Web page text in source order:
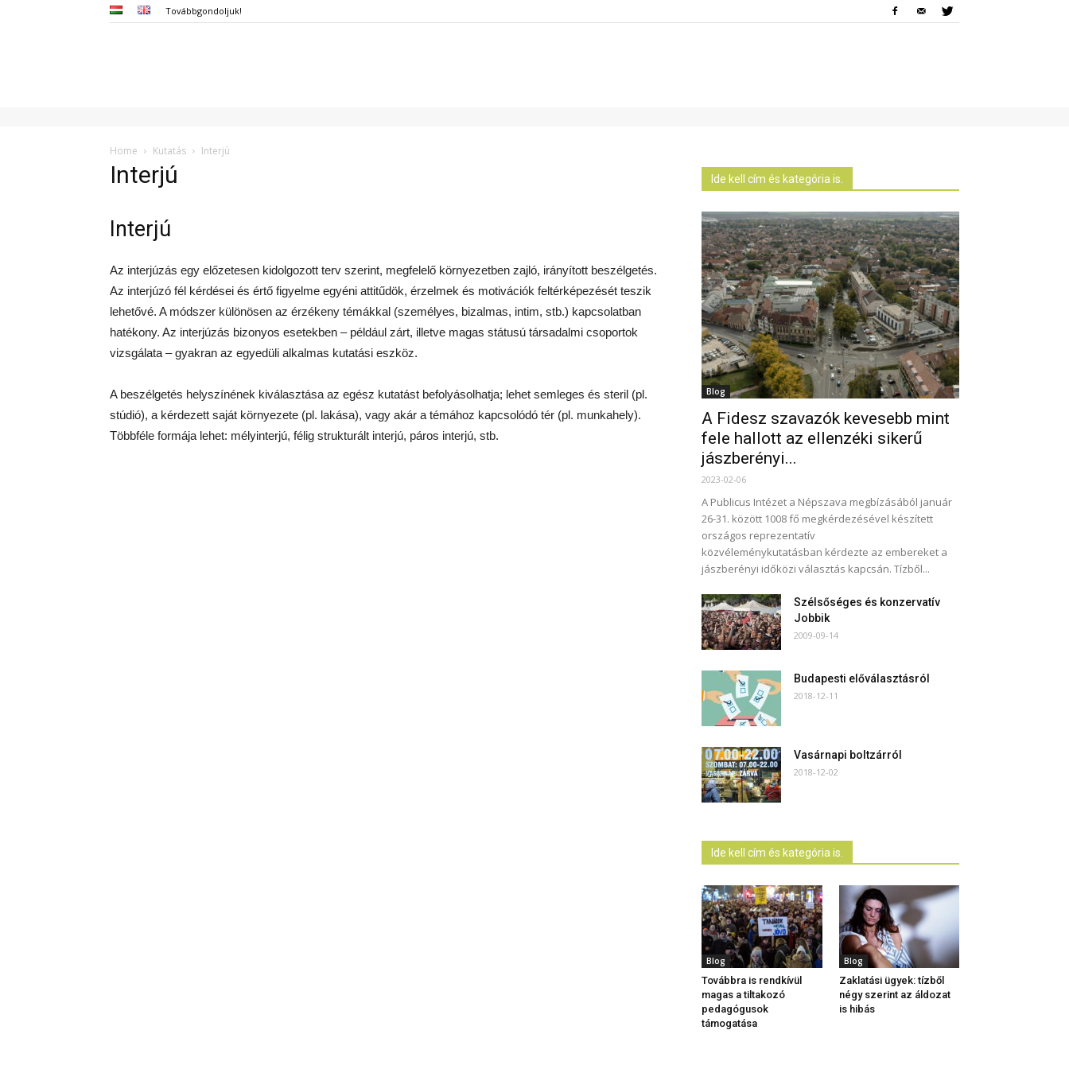
Továbbgondoljuk!
Home Kutatás Interjú
Interjú
Interjú
Az interjúzás egy előzetesen kidolgozott terv szerint, megfelelő környezetben zajló, irányított beszélgetés.
Az interjúzó fél kérdései és értő figyelme egyéni attitűdök, érzelmek és motivációk feltérképezését teszik
lehetővé. A módszer különösen az érzékeny témákkal (személyes, bizalmas, intim, stb.) kapcsolatban
hatékony. Az interjúzás bizonyos esetekben – például zárt, illetve magas státusú társadalmi csoportok
vizsgálata – gyakran az egyedüli alkalmas kutatási eszköz.
A beszélgetés helyszínének kiválasztása az egész kutatást befolyásolhatja; lehet semleges és steril (pl.
stúdió), a kérdezett saját környezete (pl. lakása), vagy akár a témához kapcsolódó tér (pl. munkahely).
Többféle formája lehet: mélyinterjú, félig strukturált interjú, páros interjú, stb.
Ide kell cím és kategória is.
Blog
A Fidesz szavazók kevesebb mint
fele hallott az ellenzéki sikerű
jászberényi...
2023-02-06
A Publicus Intézet a Népszava megbízásából január
26-31. között 1008 fő megkérdezésével készített
országos reprezentatív
közvéleménykutatásban kérdezte az embereket a
jászberényi időközi választás kapcsán. Tízből...
Szélsőséges és konzervatív
Jobbik
2009-09-14
Budapesti előválasztásról
2018-12-11
Vasárnapi boltzárról
2018-12-02
Ide kell cím és kategória is.
Blog
Továbbra is rendkívül
magas a tiltakozó
pedagógusok
támogatása
Blog
Zaklatási ügyek: tízből
négy szerint az áldozat
is hibás